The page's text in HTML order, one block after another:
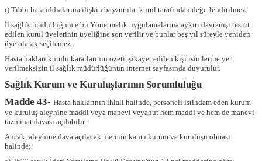
ı) Tıbbi hata iddialarına ilişkin başvurular kurul tarafından değerlendirilmez.
İl sağlık müdürlüğünce bu Yönetmelik uygulamalarına aykırı davranışı tespit
edilen kurul üyelerinin üyeliğine son verilir ve bunlar beş yıl süreyle yeniden
üye olarak seçilemez.
Hasta hakları kurulu kararlarının özeti, şikayet edilen kişi isimlerine yer
verilmeksizin il sağlık müdürlüğünün internet sayfasında duyurulur.
Sağlık Kurum ve Kuruluşlarının Sorumluluğu
Madde 43- Hasta haklarının ihlali halinde, personeli istihdam eden kurum
ve kuruluş aleyhine maddi veya manevi veyahut hem maddi ve hem de manevi
tazminat davası açılabilir.
Ancak, aleyhine dava açılacak merciin kamu kurum ve kuruluşu olması
halinde;